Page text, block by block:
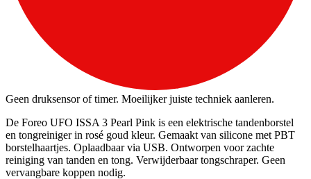
Geen druksensor of timer. Moeilijker juiste techniek aanleren.
De Foreo UFO ISSA 3 Pearl Pink is een elektrische tandenborstel
en tongreiniger in rosé goud kleur. Gemaakt van silicone met PBT
borstelhaartjes. Oplaadbaar via USB. Ontworpen voor zachte
reiniging van tanden en tong. Verwijderbaar tongschraper. Geen
vervangbare koppen nodig.